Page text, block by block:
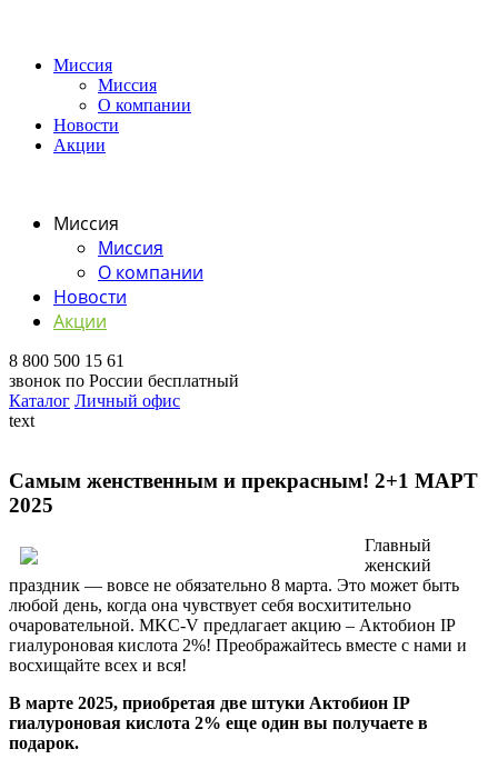
Миссия
Миссия
О компании
Новости
Акции
Миссия
Миссия
О компании
Новости
Акции
8 800 500 15 61
звонок по России бесплатный
Каталог Личный офис
text
Самым женственным и прекрасным! 2+1 МАРТ
2025
Главный
женский
праздник — вовсе не обязательно 8 марта. Это может быть
любой день, когда она чувствует себя восхитительно
очаровательной. MKC-V предлагает акцию – Актобион IP
гиалуроновая кислота 2%! Преображайтесь вместе с нами и
восхищайте всех и вся!
В марте 2025, приобретая две штуки Актобион IP
гиалуроновая кислота 2% еще один вы получаете в
подарок.